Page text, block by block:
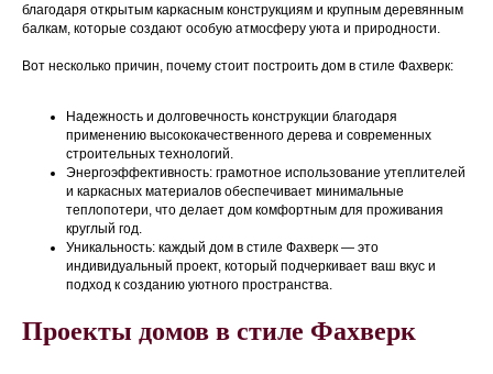
благодаря открытым каркасным конструкциям и крупным деревянным
балкам, которые создают особую атмосферу уюта и природности.
Вот несколько причин, почему стоит построить дом в стиле Фахверк:
Надежность и долговечность конструкции благодаря
применению высококачественного дерева и современных
строительных технологий.
Энергоэффективность: грамотное использование утеплителей
и каркасных материалов обеспечивает минимальные
теплопотери, что делает дом комфортным для проживания
круглый год.
Уникальность: каждый дом в стиле Фахверк — это
индивидуальный проект, который подчеркивает ваш вкус и
подход к созданию уютного пространства.
Проекты домов в стиле Фахверк